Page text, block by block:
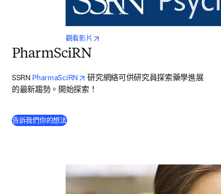
觀看影片
PharmSciRN
SSRN PharmaSciRN opens in new tab/window
研究網絡可供研究員探索藥學進展
的最新趨勢。開始探索！
告訴我們你的想法(